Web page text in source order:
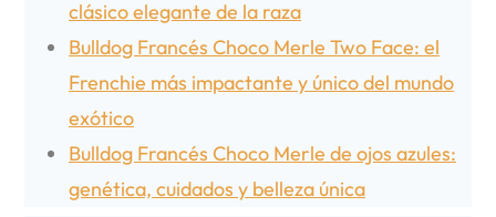
clásico elegante de la raza
Bulldog Francés Choco Merle Two Face: el
Frenchie más impactante y único del mundo
exótico
Bulldog Francés Choco Merle de ojos azules:
genética, cuidados y belleza única